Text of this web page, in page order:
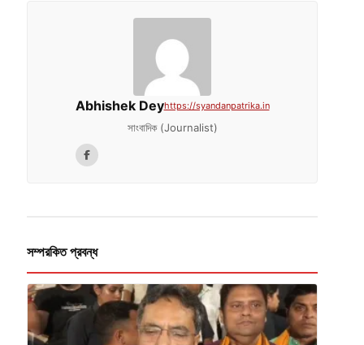
Abhishek Deyhttps://syandanpatrika.in
সাংবাদিক (Journalist)
সম্পরকিত প্রবন্ধ